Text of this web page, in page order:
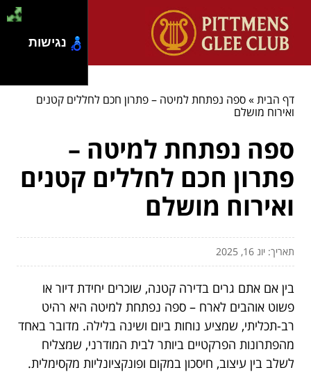
דף הבית»ספה נפתחת למיטה – פתרון חכם לחללים קטנים
ואירוח מושלם
ספה נפתחת למיטה –
פתרון חכם לחללים קטנים
ואירוח מושלם
תאריך: יונ 16, 2025
בין אם אתם גרים בדירה קטנה, שוכרים יחידת דיור או
פשוט אוהבים לארח – ספה נפתחת למיטה היא רהיט
רב-תכליתי, שמציע נוחות ביום ושינה בלילה. מדובר באחד
מהפתרונות הפרקטיים ביותר לבית המודרני, שמצליח
לשלב בין עיצוב, חיסכון במקום ופונקציונליות מקסימלית.
נגישות